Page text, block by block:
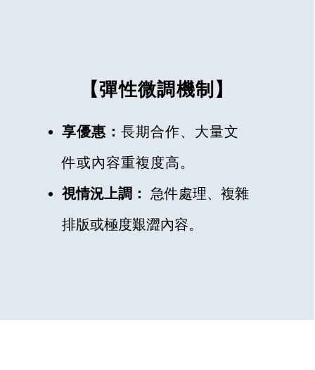
【彈性微調機制】
享優惠：長期合作、大量文
件或內容重複度高。
視情況上調：
急件處理、複雜
排版或極度艱澀內容。